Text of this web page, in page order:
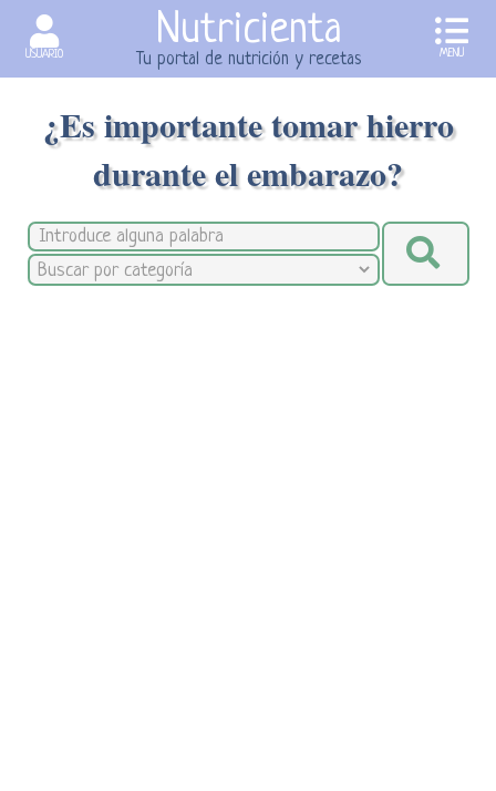
USUARIO
Nutricienta
Tu portal de nutrición y recetas MENU
¿Es importante tomar hierro
durante el embarazo?